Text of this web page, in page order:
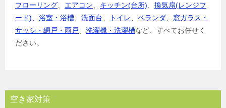
フローリング エアコン キッチン(台所)
換気扇(レンジフ
ード)
浴室・浴槽 洗面台 トイレ ベランダ
窓ガラス・
サッシ・網戸・雨戸
洗濯機・洗濯槽など、すべてお任せく
ださい。
空き家対策